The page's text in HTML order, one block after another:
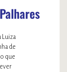
Luiza
de
que